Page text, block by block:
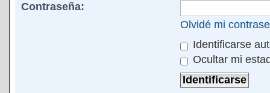
Contraseña:
Olvidé mi
Identificarse
Ocultar mi